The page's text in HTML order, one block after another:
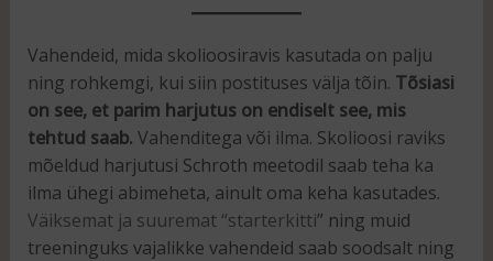
Vahendeid, mida skolioosiravis kasutada on palju
ning rohkemgi, kui siin postituses välja tõin. Tõsiasi
on see, et parim harjutus on endiselt see, mis
tehtud saab. Vahenditega või ilma. Skolioosi raviks
mõeldud harjutusi Schroth meetodil saab teha ka
ilma ühegi abimeheta, ainult oma keha kasutades.
Väiksemat ja suuremat “starterkitti” ning muid
treeninguks vajalikke vahendeid saab soodsalt ning